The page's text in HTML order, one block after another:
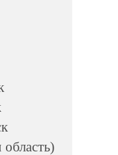
область)